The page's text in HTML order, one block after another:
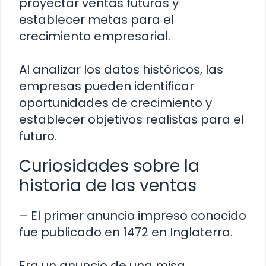
establecer metas para el
crecimiento empresarial.
Al analizar los datos históricos, las
empresas pueden identificar
oportunidades de crecimiento y
establecer objetivos realistas para el
futuro.
Curiosidades sobre la
historia de las ventas
– El primer anuncio impreso conocido
fue publicado en 1472 en Inglaterra.